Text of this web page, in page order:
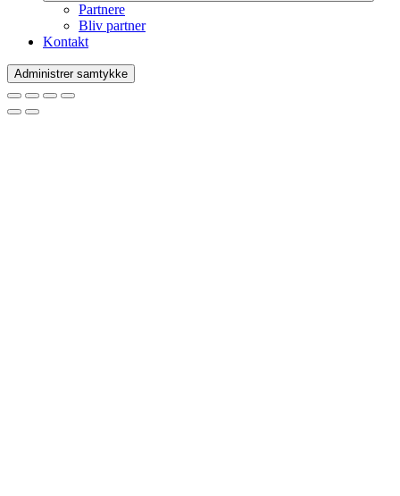
Partnere
Bliv partner
Kontakt
Administrer samtykke